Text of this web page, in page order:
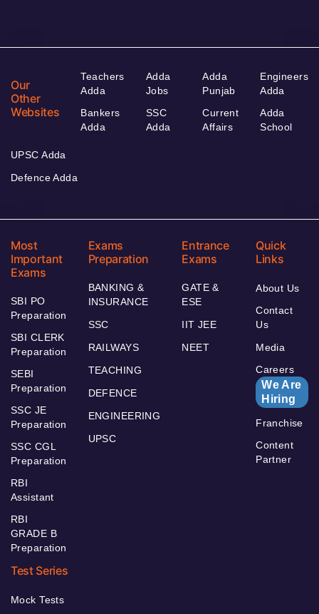
Our
Other
Websites
Teachers
Adda
Bankers
Adda
Adda
Jobs
SSC
Adda
Adda
Punjab
Current
Affairs
Engineers
Adda
Adda
School
UPSC Adda
Defence Adda
Most
Important
Exams
SBI PO
Preparation
SBI CLERK
Preparation
SEBI
Preparation
SSC JE
Preparation
SSC CGL
Preparation
RBI
Assistant
RBI
GRADE B
Preparation
Exams
Preparation
BANKING &
INSURANCE
SSC
RAILWAYS
TEACHING
DEFENCE
ENGINEERING
UPSC
Entrance
Exams
GATE &
ESE
IIT JEE
NEET
Quick
Links
About Us
Contact
Us
Media
Careers
We Are
Hiring
Franchise
Content
Partner
Test Series
Mock Tests